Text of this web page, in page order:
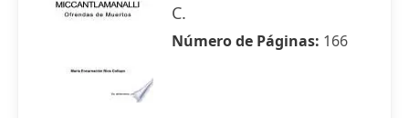
C.
Número de Páginas: 166